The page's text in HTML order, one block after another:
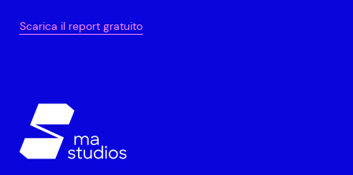
Scarica il report gratuito